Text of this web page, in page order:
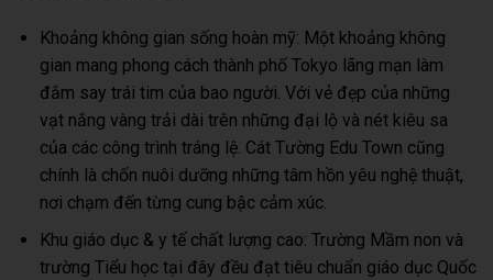
Khoảng không gian sống hoàn mỹ: Một khoảng không
gian mang phong cách thành phố Tokyo lãng mạn làm
đắm say trái tim của bao người. Với vẻ đẹp của những
vạt nắng vàng trải dài trên những đại lộ và nét kiêu sa
của các công trình tráng lệ. Cát Tường Edu Town cũng
chính là chốn nuôi dưỡng những tâm hồn yêu nghệ thuật,
nơi chạm đến từng cung bậc cảm xúc.
Khu giáo dục & y tế chất lượng cao: Trường Mầm non và
trường Tiểu học tại đây đều đạt tiêu chuẩn giáo dục Quốc